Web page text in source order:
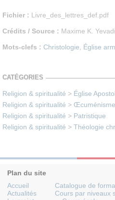
Fichier : Livre_des_lettres_def.pdf
Crédits / Source : Maxime K.
Mots-clefs : Christologie Église
CATÉGORIES
Religion & spiritualité > Église
Religion & spiritualité > Œcuménisme
Religion & spiritualité > Patristique
Religion & spiritualité > Théologie
Plan du site
Accueil
Actualités
Catalogue de
Cours par niveaux